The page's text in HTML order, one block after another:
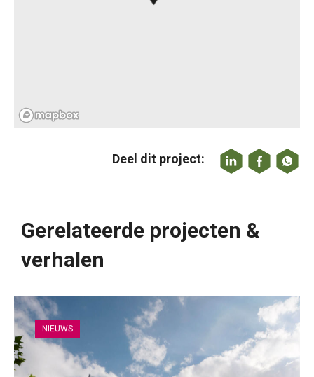
Deel dit project:
Gerelateerde projecten &
verhalen
NIEUWS